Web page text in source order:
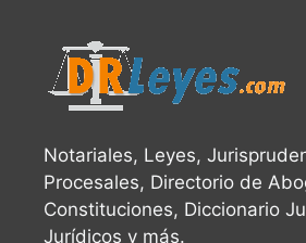
Notariales, Leyes,
Procesales, Directorio de
Constituciones, Diccionario
Jurídicos y más.